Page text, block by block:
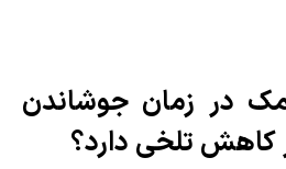
در زمان جوشاندن
کاهش تلخی دارد؟